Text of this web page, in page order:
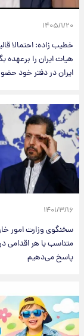
۱۴۰۵/۱/۲۰
خطیب زاده: احتمالا
هیات ایران را برعهده
ایران در دفتر خود
۱۴۰۱/۳/۱۶
سخنگوی وزارت امور
متناسب با هر اقدامی
پاسخ می‌دهیم